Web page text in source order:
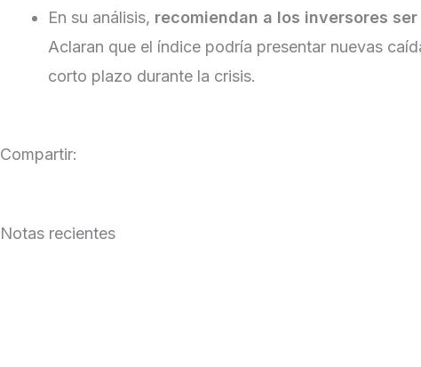
En su análisis, recomiendan a los inversores
Aclaran que el índice podría presentar nuevas
corto plazo durante la crisis.
Compartir:
Notas recientes